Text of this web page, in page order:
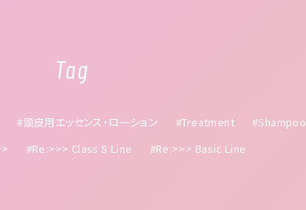
Tag
#頭皮用エッセンス・ローション #Treatment #Shampoo
#Re:>>> Class S Line #Re:>>> Basic Line